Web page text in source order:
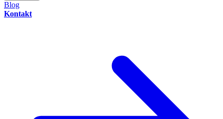
Blog
Kontakt